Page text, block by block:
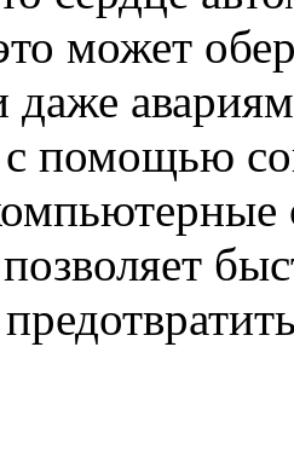
может
даже
с помощью